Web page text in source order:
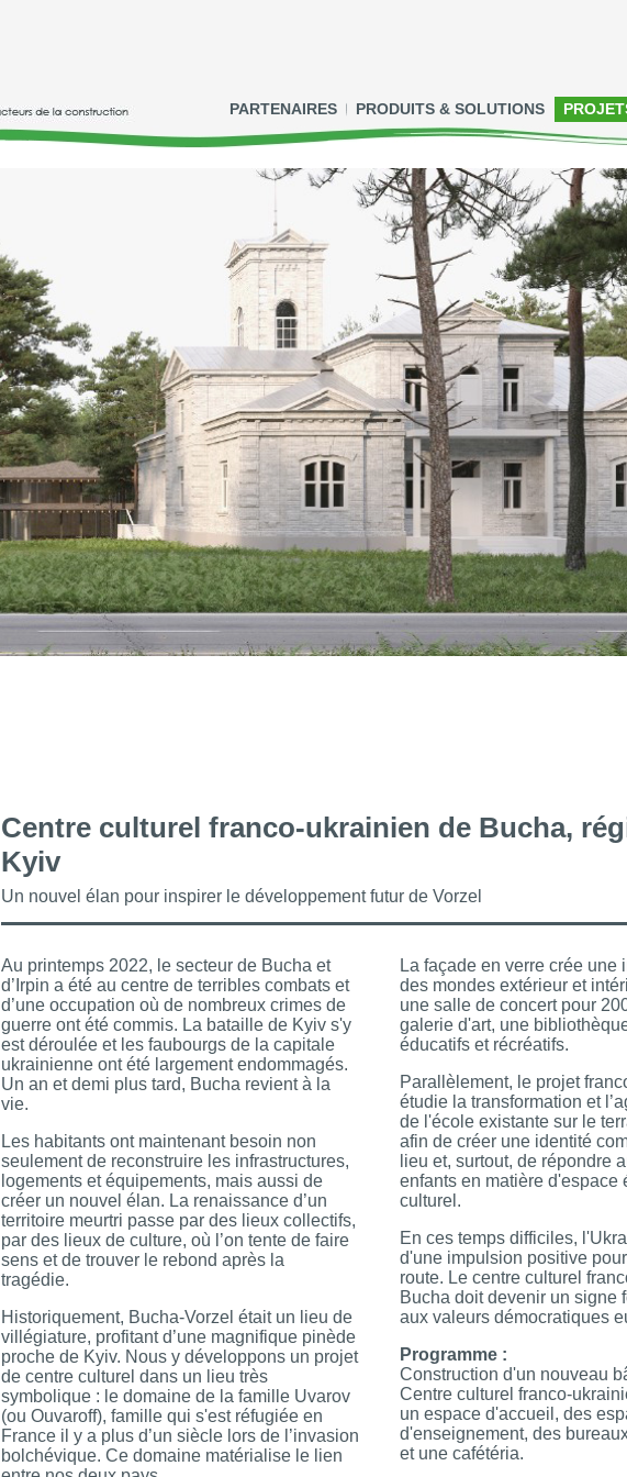
PARTENAIRES PRODUITS & SOLUTIONS
Centre culturel franco-ukrainien de Bucha,
Kyiv
Un nouvel élan pour inspirer le développement futur de Vorzel
Au printemps 2022, le secteur de Bucha et
d’Irpin a été au centre de terribles combats et
d’une occupation où de nombreux crimes de
guerre ont été commis. La bataille de Kyiv s'y
est déroulée et les faubourgs de la capitale
ukrainienne ont été largement endommagés.
Un an et demi plus tard, Bucha revient à la
vie.
Les habitants ont maintenant besoin non
seulement de reconstruire les infrastructures,
logements et équipements, mais aussi de
créer un nouvel élan. La renaissance d’un
territoire meurtri passe par des lieux collectifs,
par des lieux de culture, où l’on tente de faire
sens et de trouver le rebond après la
tragédie.
Historiquement, Bucha-Vorzel était un lieu de
villégiature, profitant d’une magnifique pinède
proche de Kyiv. Nous y développons un projet
de centre culturel dans un lieu très
symbolique : le domaine de la famille Uvarov
(ou Ouvaroff), famille qui s'est réfugiée en
France il y a plus d’un siècle lors de l’invasion
bolchévique. Ce domaine matérialise le lien
La façade en verre crée une
des mondes extérieur et
une salle de concert pour
galerie d'art, une
éducatifs et récréatifs.
Parallèlement, le projet
étudie la transformation et
de l'école existante sur le
afin de créer une identité
lieu et, surtout, de répondre
enfants en matière d'espace
culturel.
En ces temps difficiles,
d'une impulsion positive
route. Le centre culturel
Bucha doit devenir un signe
aux valeurs démocratiques
Programme :
Construction d'un nouveau
Centre culturel franco-
un espace d'accueil, des
d'enseignement, des
et une cafétéria.